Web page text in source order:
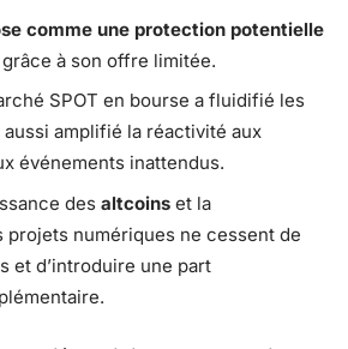
comme une protection potentielle
grâce à son offre limitée.
SPOT en bourse a fluidifié les
aussi amplifié la réactivité aux
événements inattendus.
des altcoins et la
projets numériques ne cessent de
et d’introduire une part